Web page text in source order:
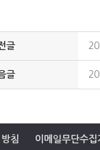
글
글
침 이메일무단수집